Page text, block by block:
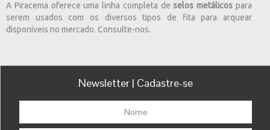
A Piracema oferece uma linha completa deselos metálicos para
serem usados com os diversos tipos de fita para arquear
disponíveis no mercado. Consulte-nos.
Newsletter | Cadastre-se